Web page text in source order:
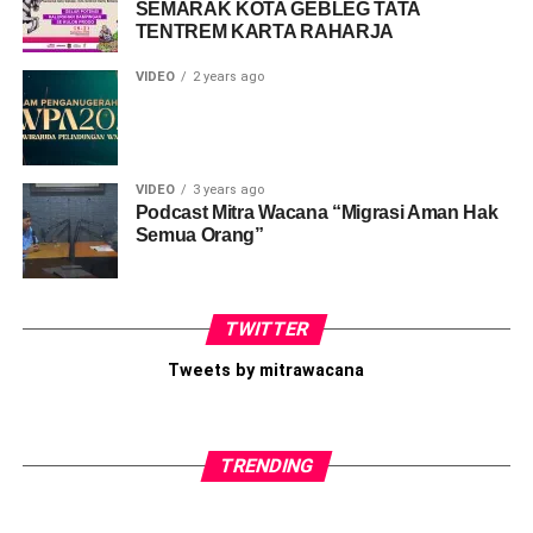
Share this:
Like this:
Loading...
SEMARAK KOTA GEBLEG TATA
TENTREM KARTA RAHARJA
VIDEO 2 years ago
VIDEO 3 years ago
Podcast Mitra Wacana “Migrasi Aman Hak
Semua Orang”
TWITTER
Tweets by mitrawacana
TRENDING